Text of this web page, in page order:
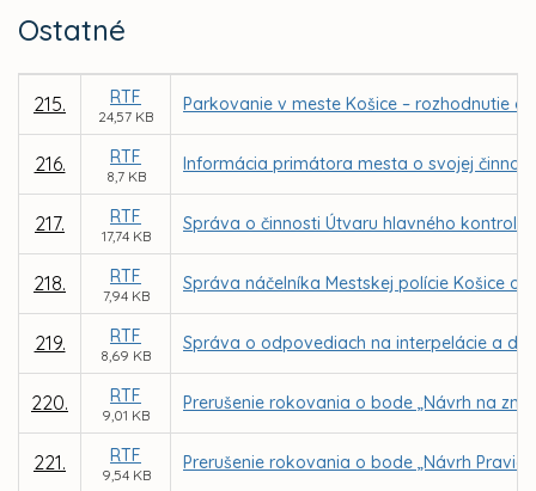
Ostatné
215. RTF
24,57 KB
Parkovanie v meste Košice – rozhodnutie
216. RTF
8,7 KB
Informácia primátora mesta o svojej
217. RTF
17,74 KB
Správa o činnosti Útvaru hlavného
218. RTF
7,94 KB
Správa náčelníka Mestskej polície Košice o
219. RTF
8,69 KB
Správa o odpovediach na interpelácie a
220. RTF
9,01 KB
Prerušenie rokovania o bode „Návrh na
221. RTF
9,54 KB
Prerušenie rokovania o bode „Návrh